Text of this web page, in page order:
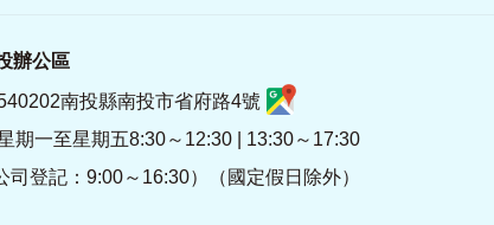
辦公區
南投縣南投市省府路4號
期一至星期五8:30～12:30 | 13:30～17:30
司登記：9:00～16:30）（國定假日除外）